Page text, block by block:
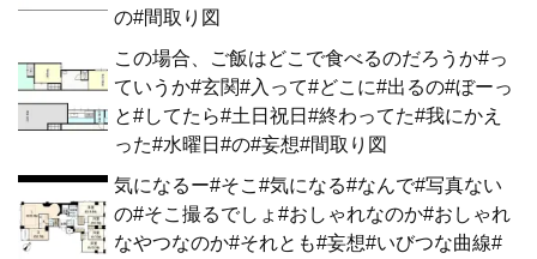
の#間取り図
この場合、ご飯はどこで食べるのだろうか#っ
ていうか#玄関#入って#どこに#出るの#ぼーっ
と#してたら#土日祝日#終わってた#我にかえ
った#水曜日#の#妄想#間取り図
気になるー#そこ#気になる#なんで#写真ない
の#そこ撮るでしょ#おしゃれなのか#おしゃれ
なやつなのか#それとも#妄想#いびつな曲線#